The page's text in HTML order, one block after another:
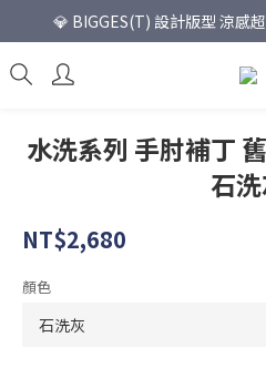
💎 BIGGES(T) 設計版型 涼感
水洗系列 手肘補丁
石
NT$2,680
顏色